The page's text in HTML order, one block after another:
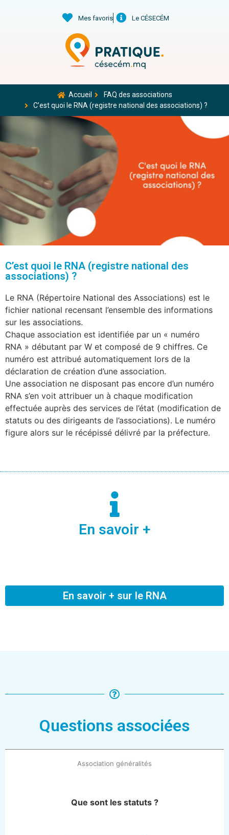
Mes favoris Le CÉSECÉM
Accueil
FAQ des associations
C’est quoi le RNA (registre national des associations) ?
C’est quoi le RNA (registre national des
associations) ?
Le RNA (Répertoire National des Associations) est le
fichier national recensant l’ensemble des informations
sur les associations.
Chaque association est identifiée par un « numéro
RNA » débutant par W et composé de 9 chiffres. Ce
numéro est attribué automatiquement lors de la
déclaration de création d’une association.
Une association ne disposant pas encore d’un numéro
RNA s’en voit attribuer un à chaque modification
effectuée auprès des services de l’état (modification de
statuts ou des dirigeants de l’associations). Le numéro
figure alors sur le récépissé délivré par la préfecture.
En savoir +
En savoir + sur le RNA
Questions associées
Association généralités
Que sont les statuts ?